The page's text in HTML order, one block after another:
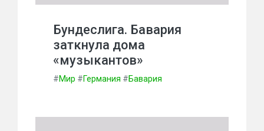
Бундеслига. Бавария
заткнула дома
«музыкантов»
#Мир #Германия #Бавария